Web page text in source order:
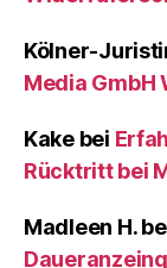
Kölner-
Media
Kakebei
Rücktritt bei
Madleen H.